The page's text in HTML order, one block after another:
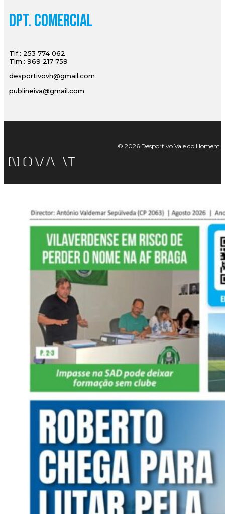
Dpt. Comercial
Tlf.: 253 774 062
Tlm.: 969 217 759
desportivovh@gmail.com
publineiva@gmail.com
© 2026 Desportivo Vale do Homem.